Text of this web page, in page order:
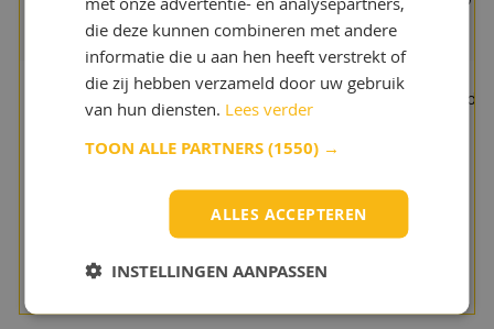
Cleveland,
ISO 2592
Minimale
houdbaarheid
vanaf de datum
originele
die deze kunnen combineren met andere
informatie die u aan hen heeft verstrekt of
die zij hebben verzameld door uw gebruik
van hun diensten. Lees verder
TOON ALLE PARTNERS(1550) →
ALLES ACCEPTEREN
INSTELLINGEN AANPASSEN